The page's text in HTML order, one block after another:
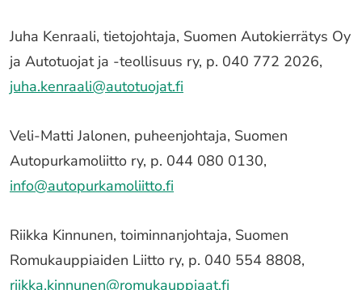
Juha Kenraali, tietojohtaja, Suomen Autokierrätys Oy
ja Autotuojat ja -teollisuus ry, p. 040 772 2026,
juha.kenraali@autotuojat.fi
Veli-Matti Jalonen, puheenjohtaja, Suomen
Autopurkamoliitto ry, p. 044 080 0130,
info@autopurkamoliitto.fi
Riikka Kinnunen, toiminnanjohtaja, Suomen
Romukauppiaiden Liitto ry, p. 040 554 8808,
riikka.kinnunen@romukauppiaat.fi